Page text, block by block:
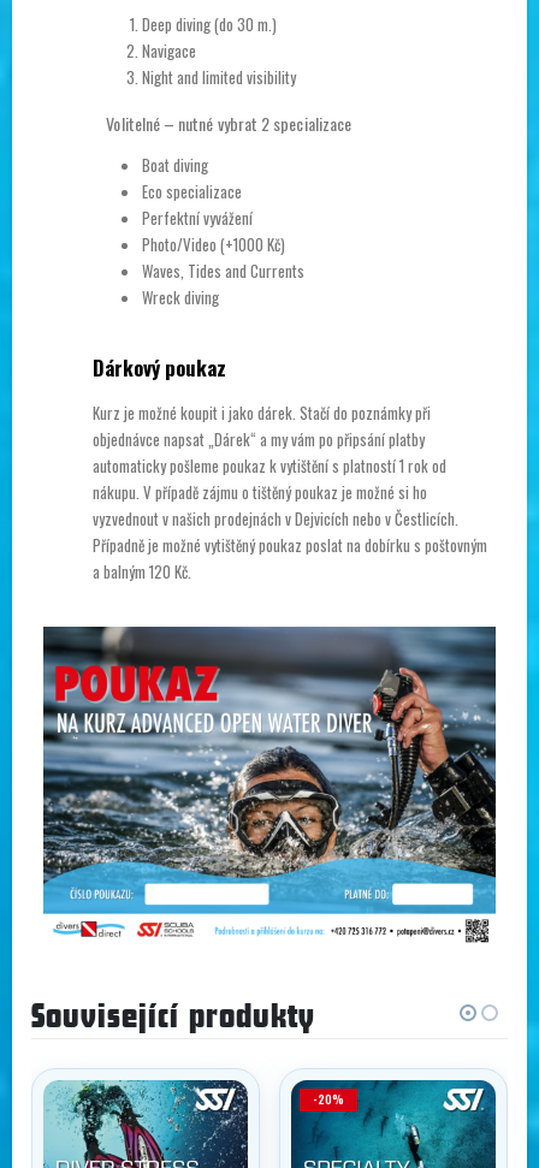
Deep diving (do 30 m.)
Navigace
Night and limited visibility
Volitelné – nutné vybrat 2 specializace
Boat diving
Eco specializace
Perfektní vyvážení
Photo/Video (+1000 Kč)
Waves, Tides and Currents
Wreck diving
Dárkový poukaz
Kurz je možné koupit i jako dárek. Stačí do poznámky při
objednávce napsat „Dárek“ a my vám po připsání platby
automaticky pošleme poukaz k vytištění s platností 1 rok od
nákupu. V případě zájmu o tištěný poukaz je možné si ho
vyzvednout v našich prodejnách v Dejvicích nebo v Čestlicích.
Případně je možné vytištěný poukaz poslat na dobírku s poštovným
a balným 120 Kč.
Související produkty
-20%